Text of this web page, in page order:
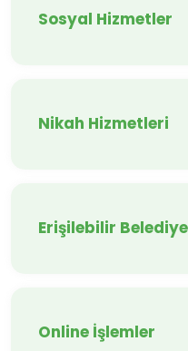
Sosyal Hizmetler
Nikah Hizmetleri
Erişilebilir
Online İşlemler